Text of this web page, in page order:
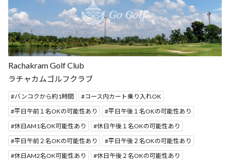
Rachakram Golf Club
ラチャカムゴルフクラブ
バンコクから約1時間
コース内カート乗り入れOK
平日午前１名OKの可能性あり
平日午後１名OKの可能性あり
休日AM1名OK可能性あり
休日午後１名OKの可能性あり
平日午前２名OKの可能性あり
平日午後２名OKの可能性あり
休日AM2名OK可能性あり
休日午後２名OKの可能性あり